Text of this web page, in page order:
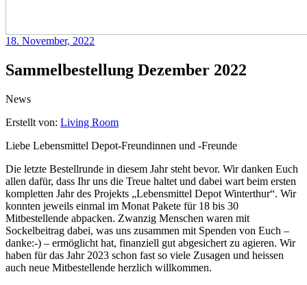
18. November, 2022
Sammelbestellung Dezember 2022
News
Erstellt von: Living Room
Liebe Lebensmittel Depot-Freundinnen und -Freunde
Die letzte Bestellrunde in diesem Jahr steht bevor. Wir danken Euch
allen dafür, dass Ihr uns die Treue haltet und dabei wart beim ersten
kompletten Jahr des Projekts „Lebensmittel Depot Winterthur“. Wir
konnten jeweils einmal im Monat Pakete für 18 bis 30
Mitbestellende abpacken. Zwanzig Menschen waren mit
Sockelbeitrag dabei, was uns zusammen mit Spenden von Euch –
danke:-) – ermöglicht hat, finanziell gut abgesichert zu agieren. Wir
haben für das Jahr 2023 schon fast so viele Zusagen und heissen
auch neue Mitbestellende herzlich willkommen.